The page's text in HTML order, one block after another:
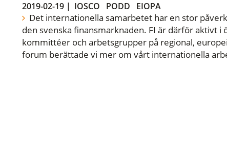
2019-02-19| IOSCO PODD EIOPA
Det internationella samarbetet har en stor
den svenska finansmarknaden. FI är därför aktivt
kommittéer och arbetsgrupper på regional,
forum berättade vi mer om vårt internationella